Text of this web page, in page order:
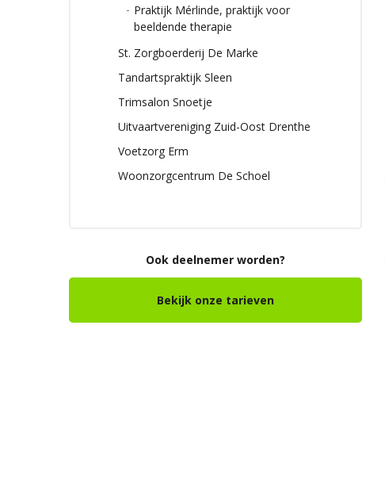
Praktijk Mérlinde, praktijk voor
beeldende therapie
St. Zorgboerderij De Marke
Tandartspraktijk Sleen
Trimsalon Snoetje
Uitvaartvereniging Zuid-Oost Drenthe
Voetzorg Erm
Woonzorgcentrum De Schoel
Ook deelnemer worden?
Bekijk onze tarieven